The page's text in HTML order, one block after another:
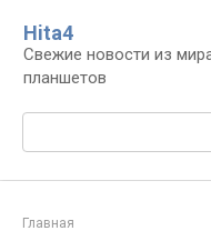
контенту
Нita4
Свежие новости из
планшетов
Поиск:
Главная